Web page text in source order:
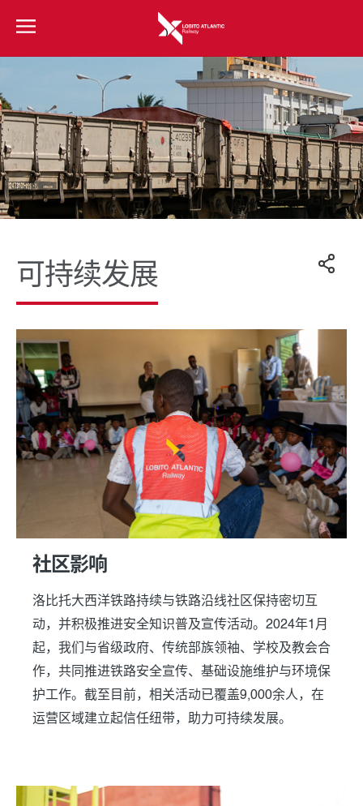
可持续发展
社区影响
洛比托大西洋铁路持续与铁路沿线社区保持密切互
动，并积极推进安全知识普及宣传活动。2024年1月
起，我们与省级政府、传统部族领袖、学校及教会合
作，共同推进铁路安全宣传、基础设施维护与环境保
护工作。截至目前，相关活动已覆盖9,000余人，在
运营区域建立起信任纽带，助力可持续发展。